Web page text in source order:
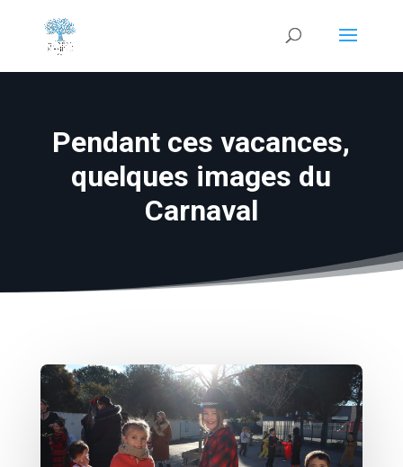
Pendant ces vacances,
quelques images du
Carnaval